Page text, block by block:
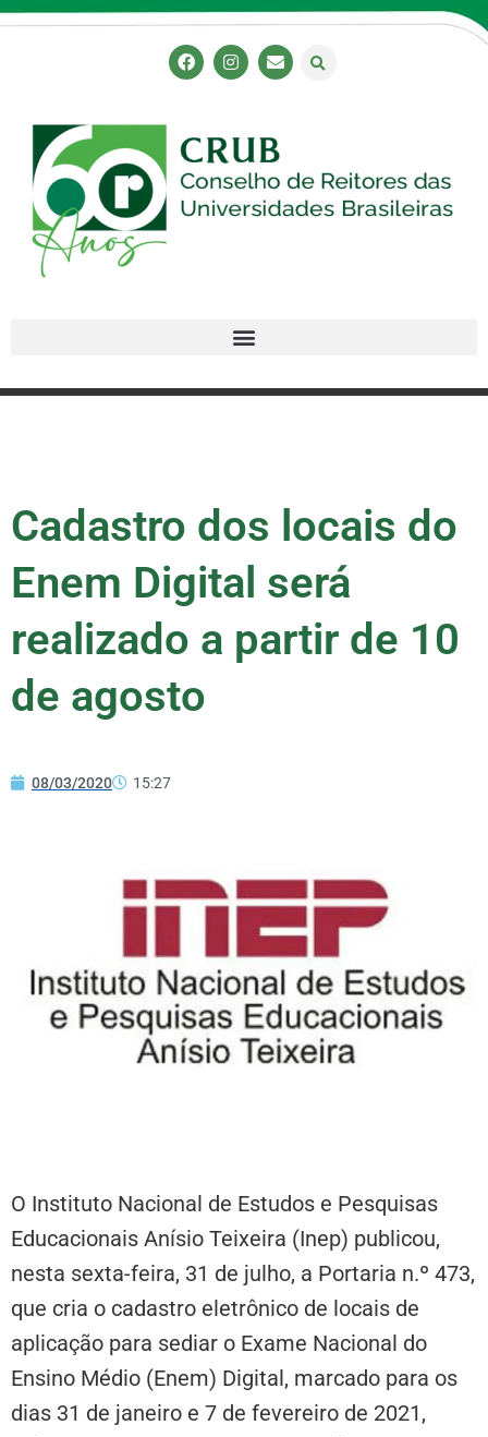
Cadastro dos locais do
Enem Digital será
realizado a partir de 10
de agosto
08/03/2020 15:27
O Instituto Nacional de Estudos e Pesquisas
Educacionais Anísio Teixeira (Inep) publicou,
nesta sexta-feira, 31 de julho, a Portaria n.º 473,
que cria o cadastro eletrônico de locais de
aplicação para sediar o Exame Nacional do
Ensino Médio (Enem) Digital, marcado para os
dias 31 de janeiro e 7 de fevereiro de 2021,